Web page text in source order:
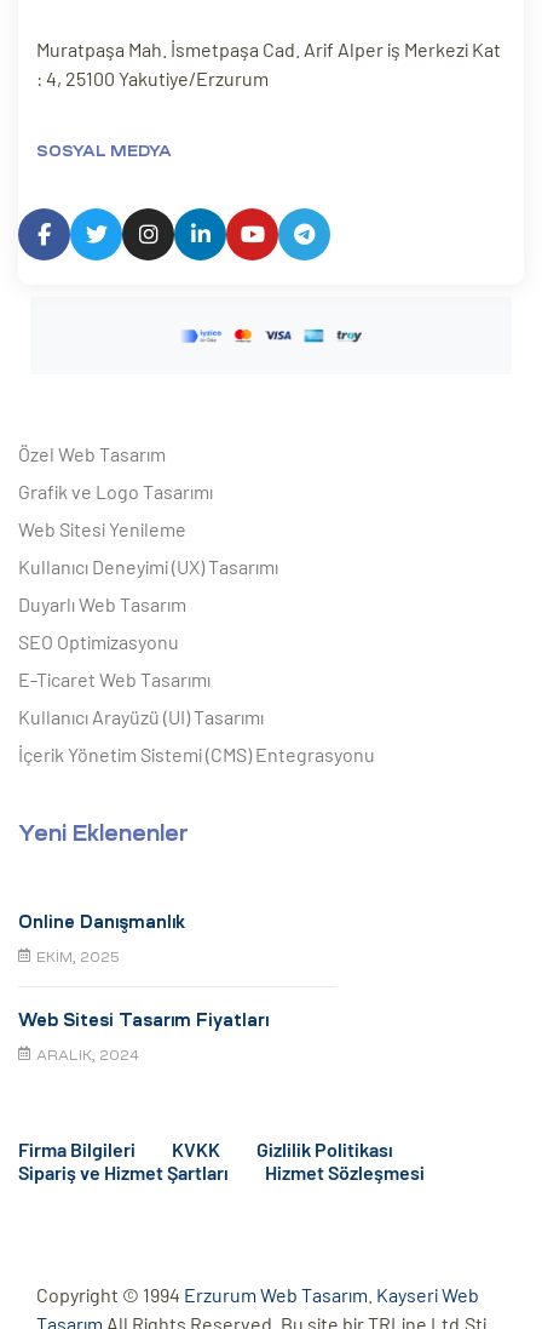
Muratpaşa Mah. İsmetpaşa Cad. Arif Alper iş Merkezi Kat
: 4, 25100 Yakutiye/Erzurum
SOSYAL MEDYA
Özel Web Tasarım
Grafik ve Logo Tasarımı
Web Sitesi Yenileme
Kullanıcı Deneyimi (UX) Tasarımı
Duyarlı Web Tasarım
SEO Optimizasyonu
E-Ticaret Web Tasarımı
Kullanıcı Arayüzü (UI) Tasarımı
İçerik Yönetim Sistemi (CMS) Entegrasyonu
Yeni Eklenenler
Online Danışmanlık
EKIM, 2025
Web Sitesi Tasarım Fiyatları
ARALIK, 2024
Firma Bilgileri KVKK
Gizlilik Politikası
Sipariş ve Hizmet Şartları
Hizmet Sözleşmesi
Copyright © 1994 Erzurum Web Tasarım Kayseri Web
Tasarım All Rights Reserved. Bu site bir TRLine Ltd.Şti.